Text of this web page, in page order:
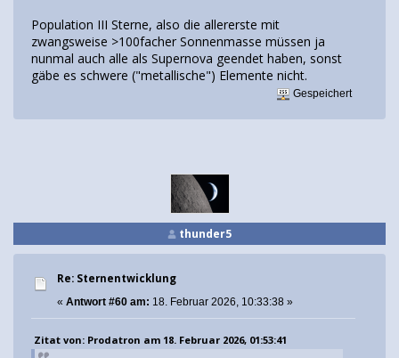
Population III Sterne, also die allererste mit
zwangsweise >100facher Sonnenmasse müssen ja
nunmal auch alle als Supernova geendet haben, sonst
gäbe es schwere ("metallische") Elemente nicht.
Gespeichert
thunder5
Re: Sternentwicklung
« Antwort #60 am: 18. Februar 2026, 10:33:38 »
Zitat von: Prodatron am 18. Februar 2026, 01:53:41